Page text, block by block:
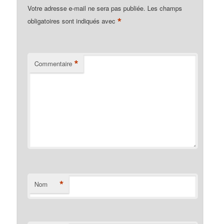
Votre adresse e-mail ne sera pas publiée. Les champs
obligatoires sont indiqués avec*
Commentaire *
Nom *